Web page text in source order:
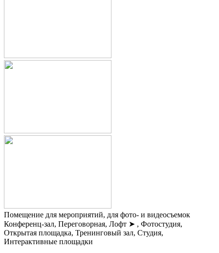
Помещение для мероприятий, для фото- и видеосъемок
Конференц-зал, Переговорная, Лофт ➤ , Фотостудия,
Открытая площадка, Тренинговый зал, Студия,
Интерактивные площадки